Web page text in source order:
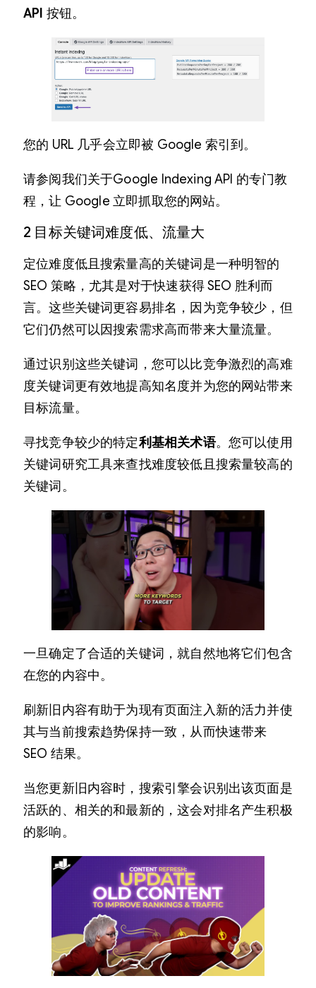
API 按钮。
您的 URL 几乎会立即被 Google 索引到。
请参阅我们关于Google Indexing API 的专门教
程，让 Google 立即抓取您的网站。
2 目标关键词难度低、流量大
定位难度低且搜索量高的关键词是一种明智的
SEO 策略，尤其是对于快速获得 SEO 胜利而
言。这些关键词更容易排名，因为竞争较少，但
它们仍然可以因搜索需求高而带来大量流量。
通过识别这些关键词，您可以比竞争激烈的高难
度关键词更有效地提高知名度并为您的网站带来
目标流量。
寻找竞争较少的特定利基相关术语。您可以使用
关键词研究工具来查找难度较低且搜索量较高的
关键词。
一旦确定了合适的关键词，就自然地将它们包含
在您的内容中。
刷新旧内容有助于为现有页面注入新的活力并使
其与当前搜索趋势保持一致，从而快速带来
SEO 结果。
当您更新旧内容时，搜索引擎会识别出该页面是
活跃的、相关的和最新的，这会对排名产生积极
的影响。